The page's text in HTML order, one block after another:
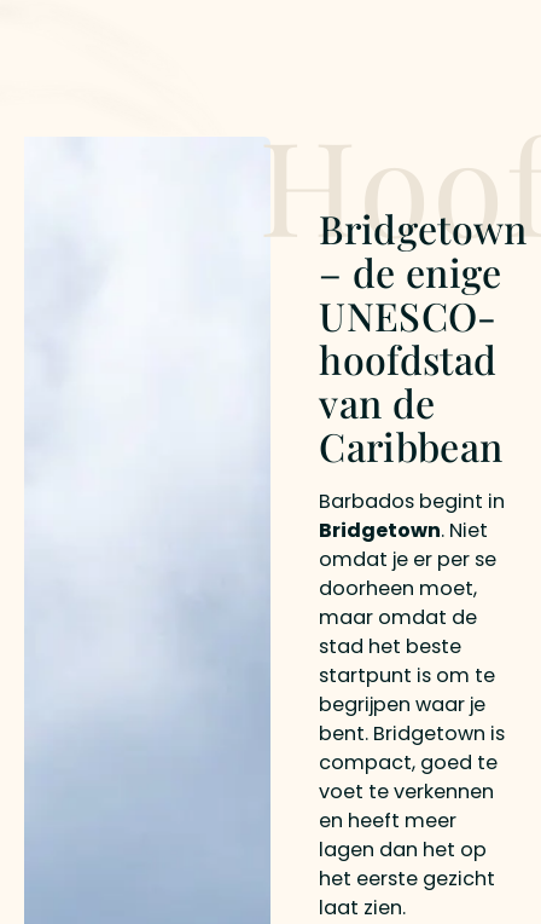
Bridgetown
– de enige
UNESCO-
hoofdstad
van de
Caribbean
Barbados begint in
Bridgetown. Niet
omdat je er per se
doorheen moet,
maar omdat de
stad het beste
startpunt is om te
begrijpen waar je
bent. Bridgetown is
compact, goed te
voet te verkennen
en heeft meer
lagen dan het op
het eerste gezicht
laat zien.